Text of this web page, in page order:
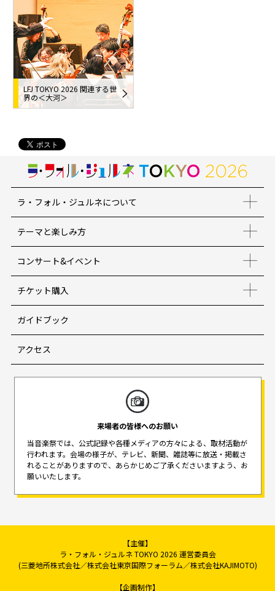
LFJ TOKYO 2026 関連する世
界の＜大河＞
ラ・フォル・ジュルネについて
テーマと楽しみ方
コンサート&イベント
チケット購入
ガイドブック
アクセス
来場者の皆様へのお願い
当音楽祭では、公式記録や各種メディアの方々による、取材活動が
行われます。 会場の様子が、テレビ、新聞、雑誌等に放送・掲載さ
れることがありますので、 あらかじめご了承くださいますよう、お
願いいたします。
【主催】
ラ・フォル・ジュルネ TOKYO 2026 運営委員会
(三菱地所株式会社／株式会社東京国際フォーラム／株式会社KAJIMOTO)
【企画制作】